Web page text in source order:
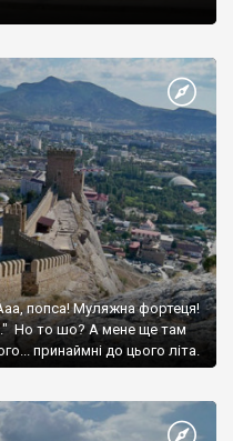
попса! Муляжна фортеця!
Но то шо? А мене ще там
принаймні до цього літа.